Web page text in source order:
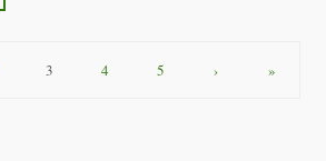
3 4 5 › »